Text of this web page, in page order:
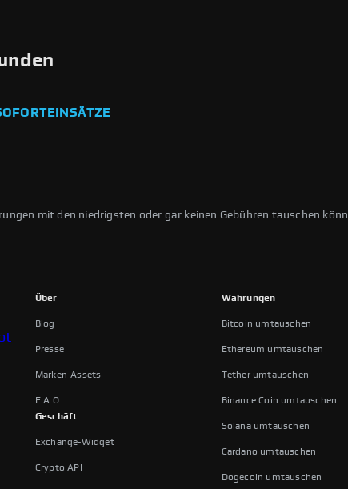
mit den niedrigsten oder gar keinen Gebühren tauschen
Über
Blog
Presse
Marken-Assets
F.A.Q
Geschäft
Exchange-Widget
Crypto API
Währungen
Bitcoin umtauschen
Ethereum umtauschen
Tether umtauschen
Binance Coin umtauschen
Solana umtauschen
Cardano umtauschen
Dogecoin umtauschen